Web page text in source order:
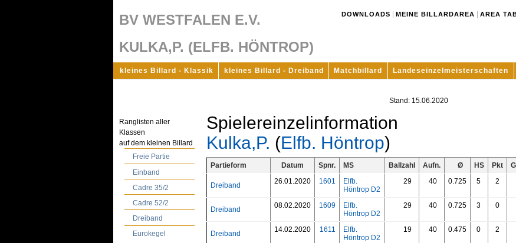
BV WESTFALEN E.V. DOWNLOADS MEINE BILLARDAREA AREA
KULKA,P. (ELFB. HÖNTROP)
kleines Billard - Klassik kleines Billard - Dreiband Matchbillard Landeseinzelmeisterschaften
Ranglisten aller
Klassen
auf dem kleinen Billard
Freie Partie
Einband
Cadre 35/2
Cadre 52/2
Dreiband
Eurokegel
Stand: 15.06.2020
Spielereinzelinformation
Kulka,P. (Elfb. Höntrop)
Partieform Datum Spnr. MS Ballzahl Aufn. Ø HS Pkt
Dreiband 26.01.2020 1601
Elfb.
Höntrop D2
29 40 0.725 5 2
Dreiband 08.02.2020 1609
Elfb.
Höntrop D2
29 40 0.725 3 0
Dreiband 14.02.2020 1611
Elfb.
Höntrop D2
19 40 0.475 0 2